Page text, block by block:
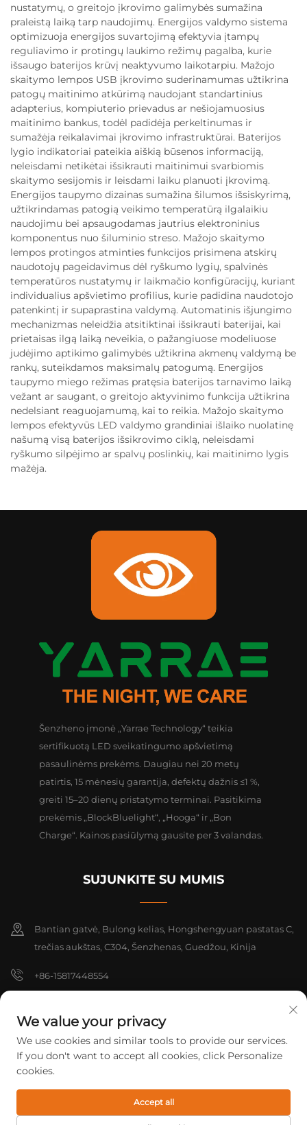
nustatymų, o greitojo įkrovimo galimybės sumažina
praleistą laiką tarp naudojimų. Energijos valdymo sistema
optimizuoja energijos suvartojimą efektyvia įtampų
reguliavimo ir protingų laukimo režimų pagalba, kurie
išsaugo baterijos krūvį neaktyvumo laikotarpiu. Mažojo
skaitymo lempos USB įkrovimo suderinamumas užtikrina
patogų maitinimo atkūrimą naudojant standartinius
adapterius, kompiuterio prievadus ar nešiojamuosius
maitinimo bankus, todėl padidėja perkeltinumas ir
sumažėja reikalavimai įkrovimo infrastruktūrai. Baterijos
lygio indikatoriai pateikia aiškią būsenos informaciją,
neleisdami netikėtai išsikrauti maitinimui svarbiomis
skaitymo sesijomis ir leisdami laiku planuoti įkrovimą.
Energijos taupymo dizainas sumažina šilumos išsiskyrimą,
užtikrindamas patogią veikimo temperatūrą ilgalaikiu
naudojimu bei apsaugodamas jautrius elektroninius
komponentus nuo šiluminio streso. Mažojo skaitymo
lempos protingos atminties funkcijos prisimena atskirų
naudotojų pageidavimus dėl ryškumo lygių, spalvinės
temperatūros nustatymų ir laikmačio konfigūracijų, kuriant
individualius apšvietimo profilius, kurie padidina naudotojo
patenkintį ir supaprastina valdymą. Automatinis išjungimo
mechanizmas neleidžia atsitiktinai išsikrauti baterijai, kai
prietaisas ilgą laiką neveikia, o pažangiuose modeliuose
judėjimo aptikimo galimybės užtikrina akmenų valdymą be
rankų, suteikdamos maksimalų patogumą. Energijos
taupymo miego režimas pratęsia baterijos tarnavimo laiką
vežant ar saugant, o greitojo aktyvinimo funkcija užtikrina
nedelsiant reaguojamumą, kai to reikia. Mažojo skaitymo
lempos efektyvūs LED valdymo grandiniai išlaiko nuolatinę
našumą visą baterijos išsikrovimo ciklą, neleisdami
ryškumo silpėjimo ar spalvų poslinkių, kai maitinimo lygis
mažėja.
Šenzheno įmonė „Yarrae Technology“ teikia
sertifikuotą LED sveikatingumo apšvietimą
pasaulinėms prekėms. Daugiau nei 20 metų
patirtis, 15 mėnesių garantija, defektų dažnis ≤1 %,
greiti 15–20 dienų pristatymo terminai. Pasitikima
prekėmis „BlockBluelight“, „Hooga“ ir „Bon
Charge“. Kainos pasiūlymą gausite per 3 valandas.
SUJUNKITE SU MUMIS
Bantian gatvė, Bulong kelias, Hongshengyuan pastatas C,
trečias aukštas, C304, Šenzhenas, Guedžou, Kinija
+86-15817448554
Autorių teisės © 2026 Shenzhen Yarrae Technology Co., Ltd. Beijing.
Visos teisės saugomos. Privatumo politika
We value your privacy
We use cookies and similar tools to provide our services.
If you don't want to accept all cookies, click Personalize
cookies.
Accept all